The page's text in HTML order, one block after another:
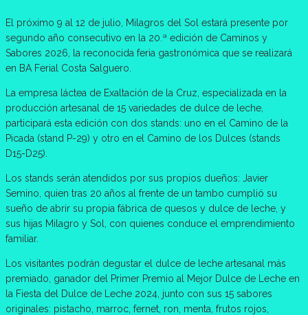
El próximo 9 al 12 de julio, Milagros del Sol estará presente por
segundo año consecutivo en la 20.ª edición de Caminos y
Sabores 2026, la reconocida feria gastronómica que se realizará
en BA Ferial Costa Salguero.
La empresa láctea de Exaltación de la Cruz, especializada en la
producción artesanal de 15 variedades de dulce de leche,
participará esta edición con dos stands: uno en el Camino de la
Picada (stand P-29) y otro en el Camino de los Dulces (stands
D15-D25).
Los stands serán atendidos por sus propios dueños: Javier
Semino, quien tras 20 años al frente de un tambo cumplió su
sueño de abrir su propia fábrica de quesos y dulce de leche, y
sus hijas Milagro y Sol, con quienes conduce el emprendimiento
familiar.
Los visitantes podrán degustar el dulce de leche artesanal más
premiado, ganador del Primer Premio al Mejor Dulce de Leche en
la Fiesta del Dulce de Leche 2024, junto con sus 15 sabores
originales: pistacho, marroc, fernet, ron, menta, frutos rojos,